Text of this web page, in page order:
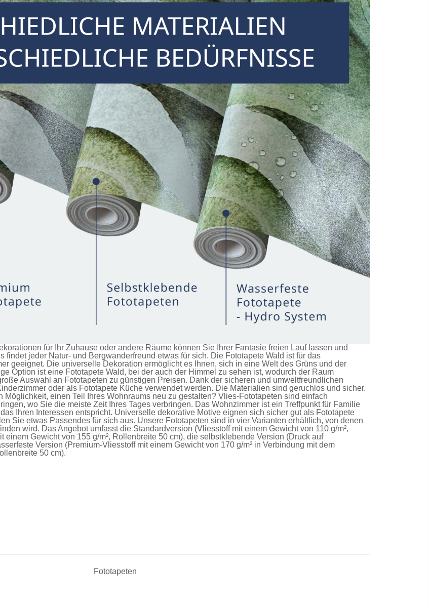
für Ihr Zuhause oder andere Räume können Sie Ihrer Fantasie freien Lauf lassen und
findet jeder Natur- und Bergwanderfreund etwas für sich. Die Fototapete Wald ist für das
geeignet. Die universelle Dekoration ermöglicht es Ihnen, sich in eine Welt des Grüns und der
Option ist eine Fototapete Wald, bei der auch der Himmel zu sehen ist, wodurch der Raum
Auswahl an Fototapeten zu günstigen Preisen. Dank der sicheren und umweltfreundlichen
oder als Fototapete Küche verwendet werden. Die Materialien sind geruchlos und sicher.
einen Teil Ihres Wohnraums neu zu gestalten? Vlies-Fototapeten sind einfach
wo Sie die meiste Zeit Ihres Tages verbringen. Das Wohnzimmer ist ein Treffpunkt für Familie
Ihren Interessen entspricht. Universelle dekorative Motive eignen sich sicher gut als Fototapete
Sie etwas Passendes für sich aus. Unsere Fototapeten sind in vier Varianten erhältlich, von denen
wird. Das Angebot umfasst die Standardversion (Vliesstoff mit einem Gewicht von 110 g/m²,
einem Gewicht von 155 g/m², Rollenbreite 50 cm), die selbstklebende Version (Druck auf
Version (Premium-Vliesstoff mit einem Gewicht von 170 g/m² in Verbindung mit dem
50 cm).
Fototapeten